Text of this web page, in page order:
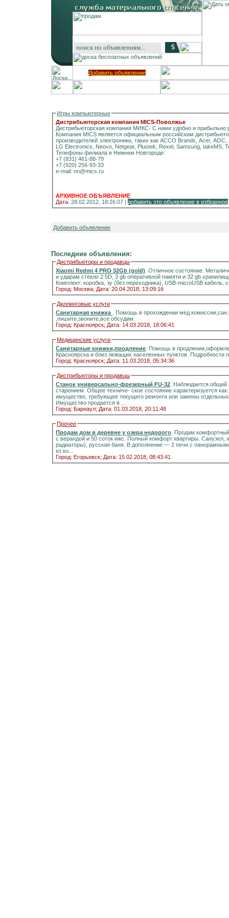
Добавить объявление
Игры компьютерные
Дистрибьюторская компания MICS-Поволжье
Дистрибьюторская компания МИКС- С нами удобно и прибыльно
Компания MICS является официальным российским
производителей электроники, таких как ACCO Brands, Acer,
Телефоны филиала в Нижнем Новгороде:
+7 (831) 461-88-79
+7 (920) 256-93-33
e-mail: nn@mics.ru
АРХИВНОЕ ОБЪЯВЛЕНИЕ
Дата: 28.02.2012, 18:26:07 | добавить это объявление в избранное
Добавить объявление
Последние объявления:
Дистрибьюторы и продавцы
Xiaomi Redmi 4 PRO 32Gb (gold) . Отличное состояние.
и ударам стекло 2.5D, 3 gb оперативной памяти и 32 gb
Комплект: коробка, зу (без переходника), USB-microUSB
Город: Москва; Дата: 20.04.2018, 13:09:16
Диллинговые услуги
Санитарная книжка
. Помощь в прохождении
,пишите,звоните,все обсудим.
Город: Красноярск; Дата: 14.03.2018, 18:06:41
Медицинские услуги
Санитарные книжки,продление . Помощь в
Красноярска и близ лежащих населенных пунктов.
Город: Красноярск; Дата: 11.03.2018, 05:34:36
Дистрибьюторы и продавцы
Станок универсально-фрезерный FU-32 . Наблюдается
старением. Общее техниче- ское состояние характеризуется
имущество, требующее текущего ремонта или замены
Имущество продается в ...
Город: Барнаул; Дата: 01.03.2018, 20:11:48
Прочее
Продам дом в деревне у озера недорого . Продам комфортный
с верандой и 50 соток ижс. Полный комфорт квартиры. Санузел, холодная и горячая вода,
радиаторы), русская баня. В дополнение — 2 печи с панорамными стёклами.Информация на портале домиклайт.Вода
из ко...
Город: Егорьевск; Дата: 15.02.2018, 08:43:41